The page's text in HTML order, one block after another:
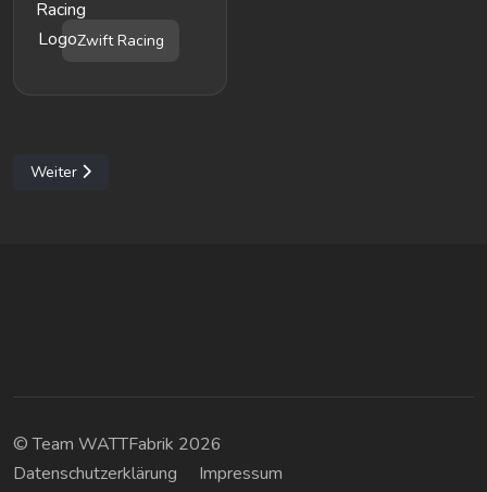
Zwift Racing
Nächster Beitrag: Impressum
Weiter
© Team WATTFabrik 2026
Datenschutzerklärung
Impressum